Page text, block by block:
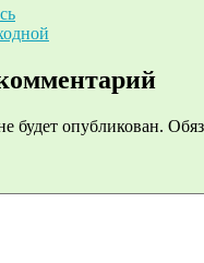
будет опубликован.